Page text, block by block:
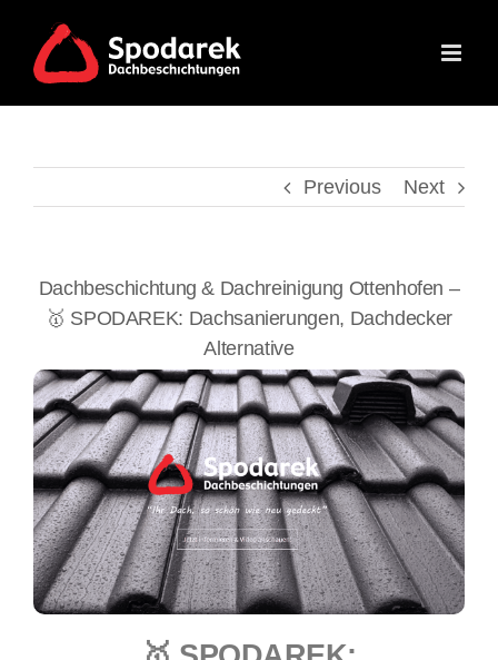
content
Previous Next
Dachbeschichtung & Dachreinigung Ottenhofen –
🥇 SPODAREK: Dachsanierungen, Dachdecker
Alternative